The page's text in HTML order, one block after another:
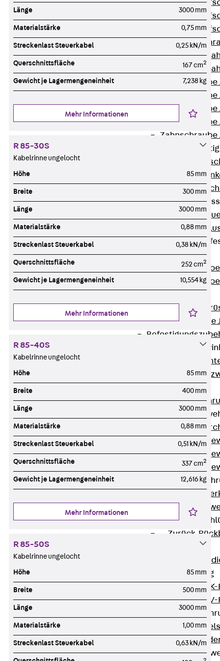
Zahnschraube
Zahnschraube
Zahnschraube
Zahnschraube
Zahnschraube
Zurück
Zurück
Gerüstschuhe
Zurück
Zurück
Zurück
GFK-Bewehrung
Zurück
FIBERNOX® V-
Zurück
Länge 3000 mm
Materialstärke 0,75 mm
Streckenlast Steuerkabel 0,25 kN/m
Querschnittsfläche 167 cm2
Gewicht je Lagermengeneinheit 7,238 kg
Mehr Informationen
R 85-30S
Kabelrinne ungelocht
Höhe 85 mm
Breite 300 mm
Länge 3000 mm
Materialstärke 0,88 mm
Streckenlast Steuerkabel 0,38 kN/m
Querschnittsfläche 252 cm2
Gewicht je Lagermengeneinheit 10,554 kg
Mehr Informationen
R 85-40S
Kabelrinne ungelocht
Höhe 85 mm
Breite 400 mm
Länge 3000 mm
Materialstärke 0,88 mm
Streckenlast Steuerkabel 0,51 kN/m
Querschnittsfläche 337 cm2
Gewicht je Lagermengeneinheit 12,616 kg
Mehr Informationen
R 85-50S
Kabelrinne ungelocht
Höhe 85 mm
Breite 500 mm
Länge 3000 mm
Materialstärke 1,00 mm
Streckenlast Steuerkabel 0,63 kN/m
2